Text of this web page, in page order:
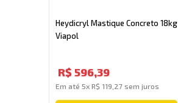
Heydicryl Mastique Concreto 18kg
Viapol
R$ 596,39
Em até 5x R$ 119 27sem juros